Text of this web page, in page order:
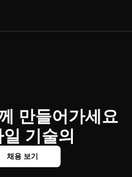
만들어가세요
기술의
채용 보기